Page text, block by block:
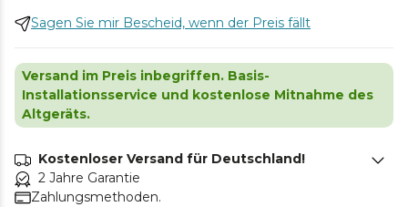
Sagen Sie mir Bescheid, wenn der Preis fällt
Versand im Preis inbegriffen. Basis-
Installationsservice und kostenlose Mitnahme des
Altgeräts.
Kostenloser Versand für Deutschland!
2 Jahre Garantie
Zahlungsmethoden.